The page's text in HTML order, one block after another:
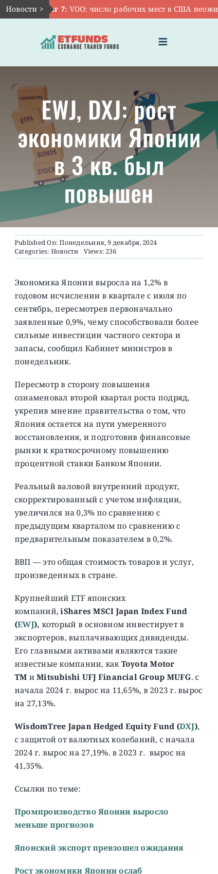
Skip
to
Новости >Авг 7:VOO: число рабочих мест в США
Toggle
Navigation
ГЛАВНАЯ
ЧТО ТАКОЕ ETF
ИНВЕСТИЦИИ В ETF
ТЕМАТИЧЕСКИЕ ETF
АКТУАЛЬНЫЕ
О ПРОЕКТЕ
EWJ, DXJ: рост
экономики Японии
в 3 кв. был
повышен
Published On: Понедельник, 9 декабря, 2024
Categories: Новости Views: 236
Экономика Японии выросла на 1,2% в
годовом исчислении в квартале с июля по
сентябрь, пересмотрев первоначально
заявленные 0,9%, чему способствовали более
сильные инвестиции частного сектора и
запасы, сообщил Кабинет министров в
понедельник.
Пересмотр в сторону повышения
ознаменовал второй квартал роста подряд,
укрепив мнение правительства о том, что
Япония остается на пути умеренного
восстановления, и подготовив финансовые
рынки к краткосрочному повышению
процентной ставки Банком Японии.
Реальный валовой внутренний продукт,
скорректированный с учетом инфляции,
увеличился на 0,3% по сравнению с
предыдущим кварталом по сравнению с
предварительным показателем в 0,2%.
ВВП — это общая стоимость товаров и услуг,
произведенных в стране.
Крупнейший ETF японских
компаний, iShares MSCI Japan Index Fund
(EWJ), который в основном инвестирует в
экспортеров, выплачивающих дивиденды.
Его главными активами являются такие
известные компании, какToyota Motor
TM иMitsubishi UFJ Financial Group MUFG. с
начала 2024 г. вырос на 11,65%, в 2023 г. вырос
на 27,13%.
WisdomTree Japan Hedged Equity Fund (DXJ),
c защитой от валютных колебаний, с начала
2024 г. вырос на 27,19%. в 2023 г. вырос на
41,35%.
Ссылки по теме:
Промпроизводство Японии выросло
меньше прогнозов
Японский экспорт превзошел ожидания
Рост экономики Японии ослаб